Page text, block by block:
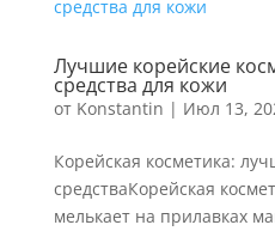
Лучшие корейские
средства для кожи
от Konstantin | Июл 13,
Корейская косметика:
средстваКорейская
мелькает на прилавках